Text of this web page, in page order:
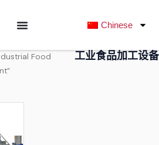
Chinese
Food
工业食品加工设备